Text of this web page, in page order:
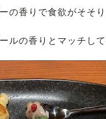
の香りで食欲がそそ
ルの香りとマッチし